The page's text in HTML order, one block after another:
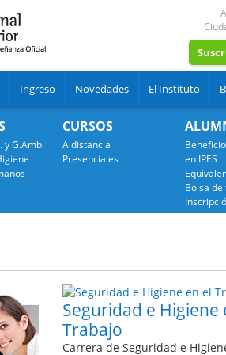
Ingreso Novedades El Instituto
y G.Amb.
CURSOS
A distancia
Presenciales
en IPES
Bolsa
Seguridad e Higiene
Trabajo
Carrera de Seguridad e